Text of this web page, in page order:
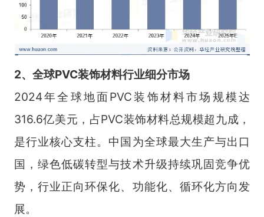
2、全球PVC装饰材料行业细分市场
2024年全球地面PVC装饰材料市场规模达
316.6亿美元，占PVC装饰材料总规模超九成，
是行业核心支柱。中国为全球最大生产与出口
国，绿色低碳转型与技术升级持续巩固竞争优
势，行业正向环保化、功能化、循环化方向发
展。